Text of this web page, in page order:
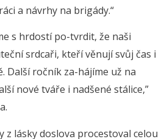
a návrhy na brigády.“
s hrdostí po-tvrdit, že naši
srdcaři, kteří věnují svůj čas i
Další ročník za-hájíme už na
nové tváře i nadšené stálice,”
z lásky doslova procestoval celou